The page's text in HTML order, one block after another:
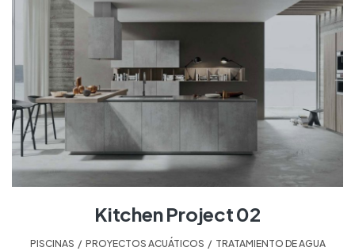
Kitchen Project 02
PISCINAS PROYECTOS ACUÁTICOS TRATAMIENTO DE AGUA